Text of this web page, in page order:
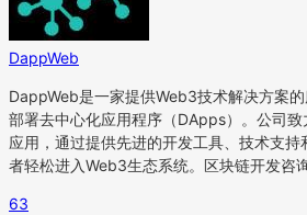
DappWeb
DappWeb是一家提供Web3技术解决方案
部署去中心化应用程序（DApps）。公司
应用，通过提供先进的开发工具、技术支
者轻松进入Web3生态系统。区块链开发
63